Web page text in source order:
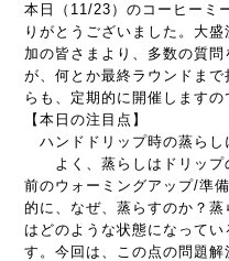
本日（11/23）のコーヒーミ
りがとうございました。大
加の皆さまより、多数の質
が、何とか最終ラウンドま
らも、定期的に開催します
【本日の注目点】
ハンドドリップ時の蒸らし
よく、蒸らしはドリップ
前のウォーミングアップ/準
的に、なぜ、蒸らすのか？
はどのような状態になって
す。今回は、この点の問題解